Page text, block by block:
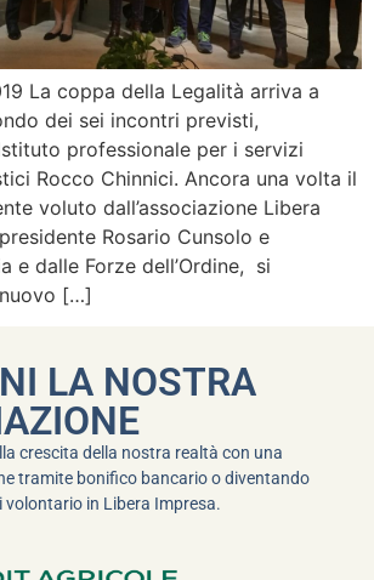
La coppa della Legalità arriva a
dei sei incontri previsti,
professionale per i servizi
Rocco Chinnici. Ancora una volta il
voluto dall’associazione Libera
Rosario Cunsolo e
e dalle Forze dell’Ordine, si
[…]
LA NOSTRA
crescita della nostra realtà con una
tramite bonifico bancario o diventando
volontario in Libera Impresa.